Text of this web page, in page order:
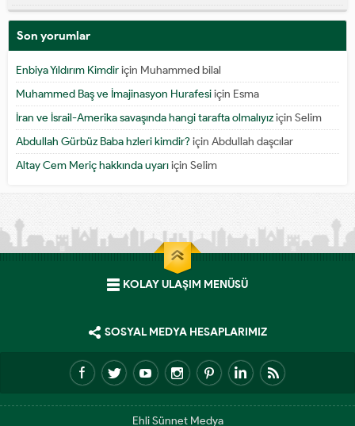
Son yorumlar
Enbiya Yıldırım Kimdiriçin Muhammed bilal
Muhammed Baş ve İmajinasyon Hurafesiiçin Esma
İran ve İsrail-Amerika savaşında hangi tarafta olmalıyıziçin Selim
Abdullah Gürbüz Baba hzleri kimdir?için Abdullah daşcılar
Altay Cem Meriç hakkında uyarıiçin Selim
KOLAY ULAŞIM MENÜSÜ
SOSYAL MEDYA HESAPLARIMIZ
Ehli Sünnet Medya